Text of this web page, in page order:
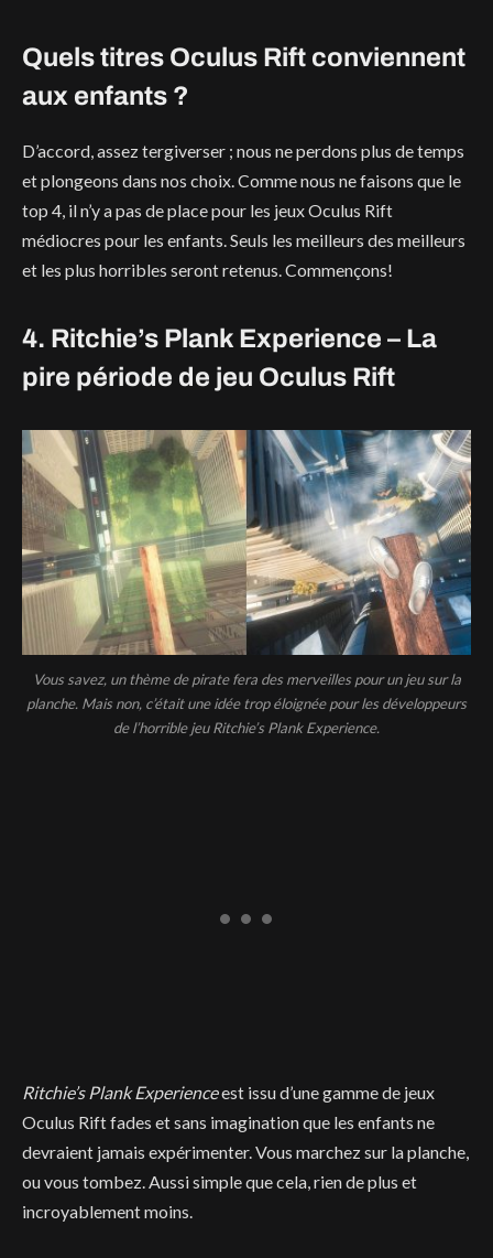
Quels titres Oculus Rift conviennent
aux enfants ?
D’accord, assez tergiverser ; nous ne perdons plus de temps
et plongeons dans nos choix. Comme nous ne faisons que le
top 4, il n’y a pas de place pour les jeux Oculus Rift
médiocres pour les enfants. Seuls les meilleurs des meilleurs
et les plus horribles seront retenus. Commençons!
4. Ritchie’s Plank Experience – La
pire période de jeu Oculus Rift
Vous savez, un thème de pirate fera des merveilles pour un jeu sur la
planche. Mais non, c’était une idée trop éloignée pour les développeurs
de l’horrible jeu Ritchie’s Plank Experience.
Ritchie’s Plank Experienceest issu d’une gamme de jeux
Oculus Rift fades et sans imagination que les enfants ne
devraient jamais expérimenter. Vous marchez sur la planche,
ou vous tombez. Aussi simple que cela, rien de plus et
incroyablement moins.